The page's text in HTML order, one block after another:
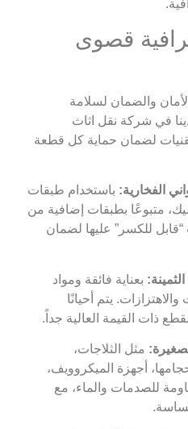
قصوى
والضمان لسلامة
في شركة نقل اثاث
لضمان حماية كل قطعة
الفخارية: باستخدام طبقات
متبوعًا بطبقات إضافية من
للكسر” عليها لضمان
بعناية فائقة ومواد
يتم أحيانًا
ذات القيمة العالية جداً.
مثل الثلاجات،
أجهزة الميكروويف،
للصدمات والماء، مع